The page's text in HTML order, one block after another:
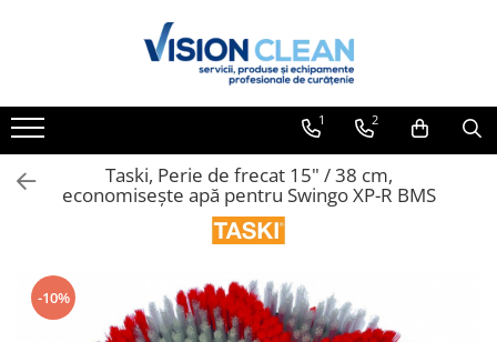
Aspiratoare si masini curatenie
profesionale
Aspiratoare industriale
Aspiratoare injectie - extractie
Aspiratoare profesionale de lichide
si praf
Echipament de curatat cu presiune
1 2
Taski, Perie de frecat 15" / 38 cm,
economisește apă pentru Swingo XP-R BMS
-10%